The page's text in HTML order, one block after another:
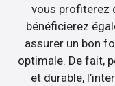
vous profiterez
bénéficierez
assurer un bon
optimale. De fait,
et durable,